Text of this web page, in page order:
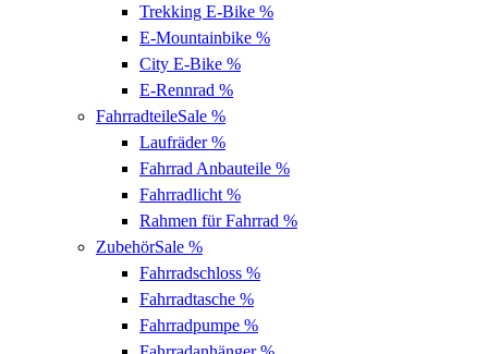
Trekking E-Bike %
E-Mountainbike %
City E-Bike %
E-Rennrad %
FahrradteileSale %
Laufräder%
Fahrrad Anbauteile %
Fahrradlicht %
Rahmen für Fahrrad %
ZubehörSale %
Fahrradschloss %
Fahrradtasche %
Fahrradpumpe %